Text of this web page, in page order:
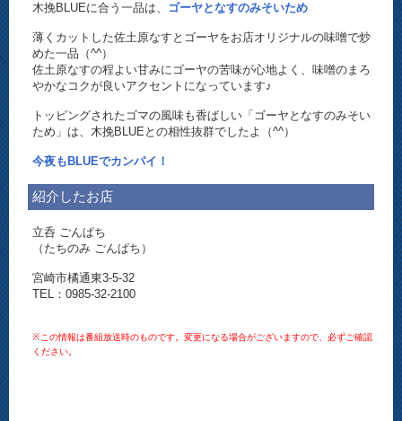
木挽BLUEに合う一品は、 ゴーヤとなすのみそいため
薄くカットした佐土原なすとゴーヤをお店オリジナルの味噌で炒
めた一品（^^）
佐土原なすの程よい甘みにゴーヤの苦味が心地よく、味噌のまろ
やかなコクが良いアクセントになっています♪
トッピングされたゴマの風味も香ばしい「ゴーヤとなすのみそい
ため」は、木挽BLUEとの相性抜群でしたよ（^^）
今夜もBLUEでカンパイ！
紹介したお店
立呑 ごんぱち
（たちのみ ごんぱち）
宮崎市橘通東3-5-32
TEL：0985-32-2100
※この情報は番組放送時のものです。変更になる場合がございますので、必ずご確認
ください。